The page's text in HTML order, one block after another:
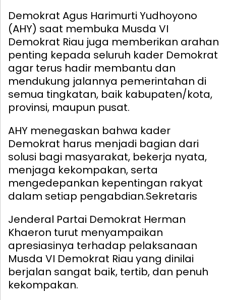
Demokrat Agus Harimurti Yudhoyono
(AHY) saat membuka Musda VI
Demokrat Riau juga memberikan arahan
penting kepada seluruh kader Demokrat
agar terus hadir membantu dan
mendukung jalannya pemerintahan di
semua tingkatan, baik kabupaten/kota,
provinsi, maupun pusat.
AHY menegaskan bahwa kader
Demokrat harus menjadi bagian dari
solusi bagi masyarakat, bekerja nyata,
menjaga kekompakan, serta
mengedepankan kepentingan rakyat
dalam setiap pengabdian.Sekretaris
Jenderal Partai Demokrat Herman
Khaeron turut menyampaikan
apresiasinya terhadap pelaksanaan
Musda VI Demokrat Riau yang dinilai
berjalan sangat baik, tertib, dan penuh
kekompakan.